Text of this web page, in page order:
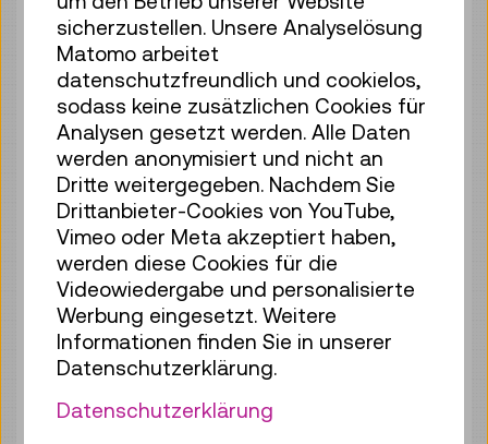
Reservierung Kinderbereich
35 Plätze frei
€ 2,50
Tickets
Fr 07.08. 17:00–17:40
Reservierung Kinderbereich
35 Plätze frei
€ 2,50
Tickets
Sa 08.08. 11:00–11:40
Reservierung Kinderbereich
35 Plätze frei
€ 2,50
Tickets
Sa 08.08. 12:00 – 12:40
sicherzustellen. Unsere Analyselösung
Matomo arbeitet
datenschutzfreundlich und cookielos,
sodass keine zusätzlichen Cookies für
Analysen gesetzt werden. Alle Daten
werden anonymisiert und nicht an
Dritte weitergegeben. Nachdem Sie
Drittanbieter-Cookies von YouTube,
Vimeo oder Meta akzeptiert haben,
werden diese Cookies für die
Videowiedergabe und personalisierte
Werbung eingesetzt. Weitere
Informationen finden Sie in unserer
Datenschutzerklärung.
Datenschutzerklärung